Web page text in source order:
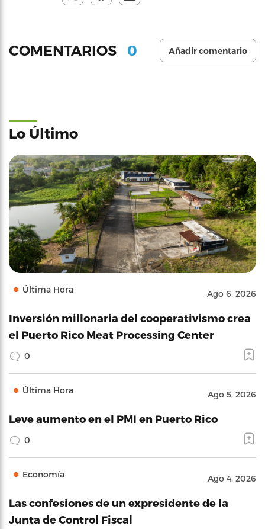
COMENTARIOS 0 Añadir comentario
Lo Último
Última Hora Ago 6, 2026
Inversión millonaria del cooperativismo crea
el Puerto Rico Meat Processing Center
0
Última Hora Ago 5, 2026
Leve aumento en el PMI en Puerto Rico
0
Economía Ago 4, 2026
Las confesiones de un expresidente de la
Junta de Control Fiscal